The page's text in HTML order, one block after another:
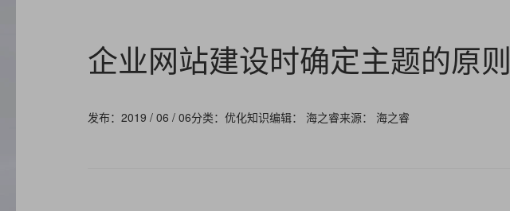
企业网站建设时确定主题的原则
发布：2019 / 06 / 06分类：优化知识编辑： 海之睿来源： 海之睿